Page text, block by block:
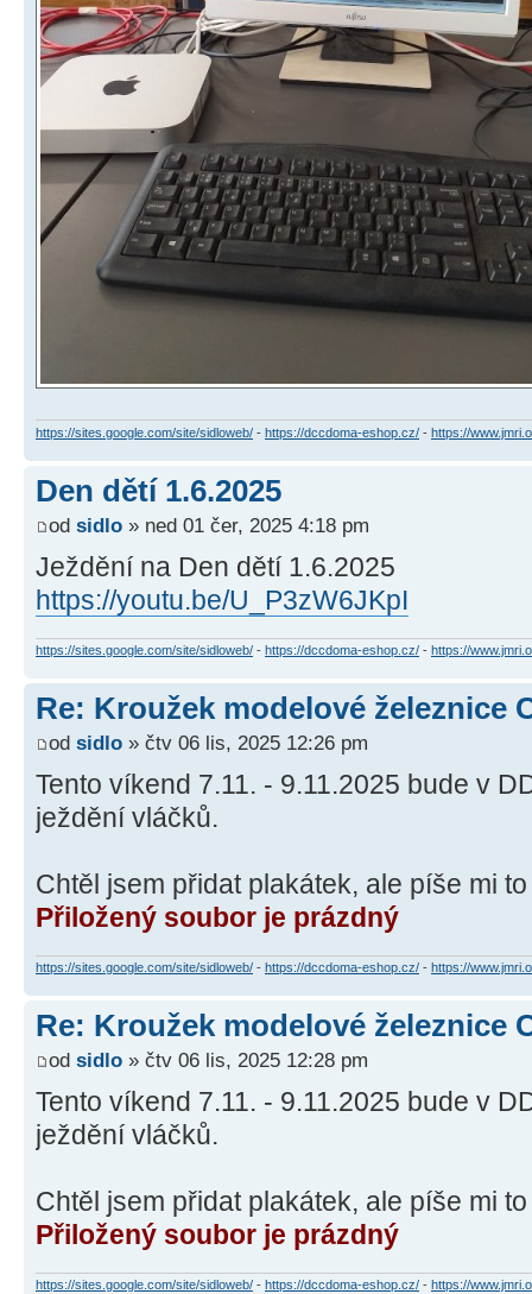
https://sites.google.com/site/sidloweb/ - https://dccdoma-eshop.cz/ - https://
Den dětí 1.6.2025
od sidlo » ned 01 čer, 2025 4:18 pm
Ježdění na Den dětí 1.6.2025
https://youtu.be/U_P3zW6JKpI
https://sites.google.com/site/sidloweb/ - https://dccdoma-eshop.cz/ - https://
Re: Kroužek modelové železnice
od sidlo » čtv 06 lis, 2025 12:26 pm
Tento víkend 7.11. - 9.11.2025 bude v
ježdění vláčků.
Chtěl jsem přidat plakátek, ale píše mi
Přiložený soubor je prázdný
https://sites.google.com/site/sidloweb/ - https://dccdoma-eshop.cz/ - https://
Re: Kroužek modelové železnice
od sidlo » čtv 06 lis, 2025 12:28 pm
Tento víkend 7.11. - 9.11.2025 bude v
ježdění vláčků.
Chtěl jsem přidat plakátek, ale píše mi
Přiložený soubor je prázdný
https://sites.google.com/site/sidloweb/ - https://dccdoma-eshop.cz/ - https://